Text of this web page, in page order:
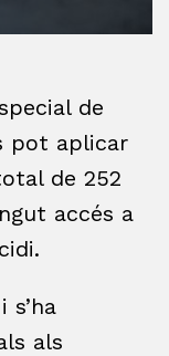
de
pot aplicar
de 252
accés a
s’ha
als